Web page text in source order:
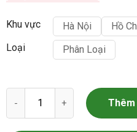
Khu vực Hà Nội
Hồ
Loại
Phân Loại
Macca Thái Lát số lượng
Thêm